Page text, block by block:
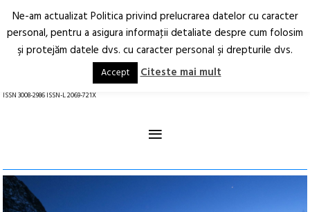
Arhitectură.
Oraș.
RO EN
ISSN 3008-2986 ISSN-L 2069-721X
≡
Ne-am actualizat Politica privind prelucrarea datelor cu caracter
personal, pentru a asigura informaţii detaliate despre cum folosim
şi protejăm datele dvs. cu caracter personal şi drepturile dvs.
Accept Citeste mai mult